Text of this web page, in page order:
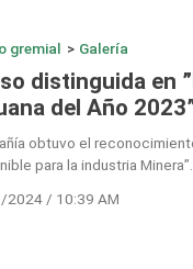
gremial > Galería
distinguida en
del Año
obtuvo el
para la industria Minera”.
2024 / 10:39 AM